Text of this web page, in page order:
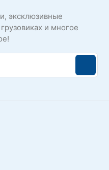
эксклюзивные
и многое